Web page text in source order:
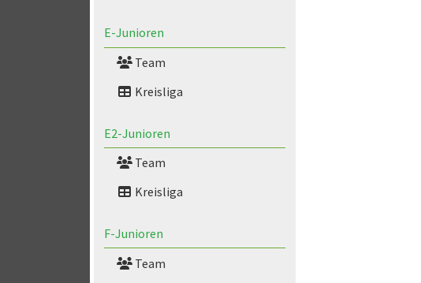
E-Junioren
Team
Kreisliga
E2-Junioren
Team
Kreisliga
F-Junioren
Team